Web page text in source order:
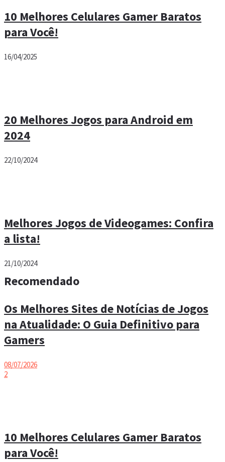
10 Melhores Celulares Gamer Baratos
para Você!
16/04/2025
20 Melhores Jogos para Android em
2024
22/10/2024
Melhores Jogos de Videogames: Confira
a lista!
21/10/2024
Recomendado
Os Melhores Sites de Notícias de Jogos
na Atualidade: O Guia Definitivo para
Gamers
08/07/2026
2
10 Melhores Celulares Gamer Baratos
para Você!